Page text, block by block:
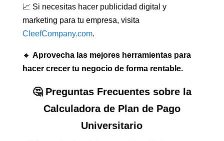
📈 Si necesitas hacer publicidad digital y
marketing para tu empresa, visita
CleefCompany.com.
🔹 Aprovecha las mejores herramientas para
hacer crecer tu negocio de forma rentable.
🤔 Preguntas Frecuentes sobre la
Calculadora de Plan de Pago
Universitario